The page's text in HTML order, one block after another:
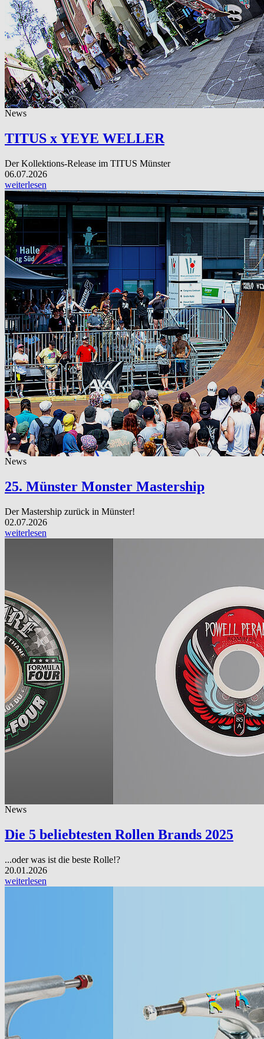
News
TITUS x YEYE WELLER
Der Kollektions-Release im TITUS Münster
06.07.2026
weiterlesen
News
25. Münster Monster Mastership
Der Mastership zurück in Münster!
02.07.2026
weiterlesen
News
Die 5 beliebtesten Rollen Brands 2025
...oder was ist die beste Rolle!?
20.01.2026
weiterlesen